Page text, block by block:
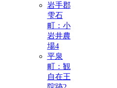
岩手郡
雫石
町：小
岩井農
場4
平泉
町：観
自在王